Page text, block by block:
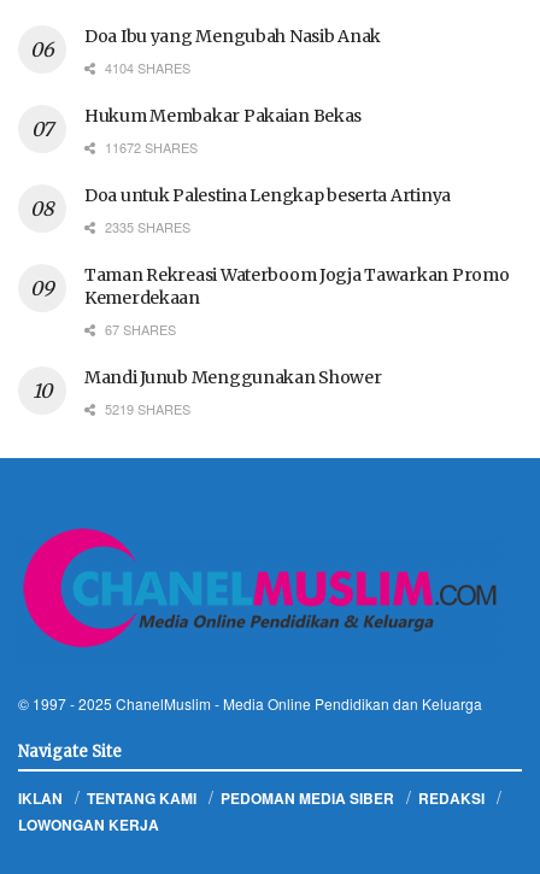
Doa Ibu yang Mengubah Nasib Anak
4104 SHARES
Hukum Membakar Pakaian Bekas
11672 SHARES
Doa untuk Palestina Lengkap beserta Artinya
2335 SHARES
Taman Rekreasi Waterboom Jogja Tawarkan Promo
Kemerdekaan
67 SHARES
Mandi Junub Menggunakan Shower
5219 SHARES
© 1997 - 2025 ChanelMuslim - Media Online Pendidikan dan Keluarga
Navigate Site
IKLAN TENTANG KAMI PEDOMAN MEDIA SIBER
REDAKSI
LOWONGAN KERJA